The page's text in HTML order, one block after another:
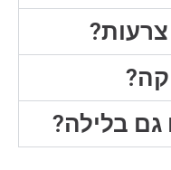
צרעות?
בלילה?